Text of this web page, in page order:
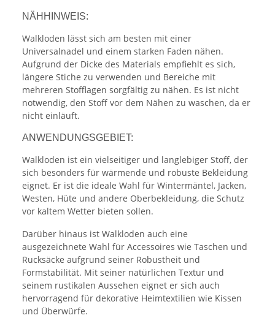
NÄHHINWEIS:
Walkloden lässt sich am besten mit einer
Universalnadel und einem starken Faden nähen.
Aufgrund der Dicke des Materials empfiehlt es sich,
längere Stiche zu verwenden und Bereiche mit
mehreren Stofflagen sorgfältig zu nähen. Es ist nicht
notwendig, den Stoff vor dem Nähen zu waschen, da er
nicht einläuft.
ANWENDUNGSGEBIET:
Walkloden ist ein vielseitiger und langlebiger Stoff, der
sich besonders für wärmende und robuste Bekleidung
eignet. Er ist die ideale Wahl für Wintermäntel, Jacken,
Westen, Hüte und andere Oberbekleidung, die Schutz
vor kaltem Wetter bieten sollen.
Darüber hinaus ist Walkloden auch eine
ausgezeichnete Wahl für Accessoires wie Taschen und
Rucksäcke aufgrund seiner Robustheit und
Formstabilität. Mit seiner natürlichen Textur und
seinem rustikalen Aussehen eignet er sich auch
hervorragend für dekorative Heimtextilien wie Kissen
und Überwürfe.